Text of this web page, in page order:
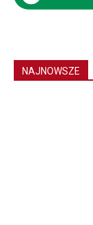
NAJNOWSZE